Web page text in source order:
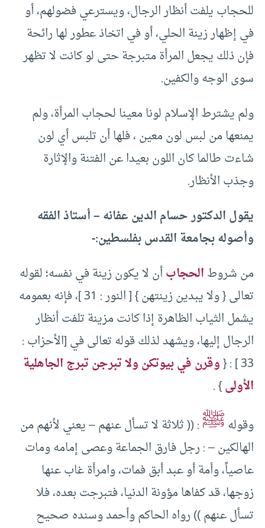
للحجاب يلفت أنظار الرجال، ويسترعي فضولهم، أو
في إظهار زينة الحلي، أو في اتخاذ عطور لها رائحة
فإن ذلك يجعل المرأة متبرجة حتى لو كانت لا تظهر
سوى الوجه والكفين.
ولم يشترط الإسلام لونا معينا لحجاب المرأة، ولم
يمنعها من لبس لون معين ، فلها أن تلبس أي لون
شاءت طالما كان اللون بعيدا عن الفتنة والإثارة
وجذب الأنظار.
يقول الدكتور حسام الدين عفانه – أستاذ الفقه
وأصوله بجامعة القدس بفلسطين:-
من شروطالحجابأن لا يكون زينة في نفسه؛ لقوله
تعالى { ولا يبدين زينتهن } [ النور : 31 ]، فإنه بعمومه
يشمل الثياب الظاهرة إذا كانت مزينة تلفت أنظار
الرجال إليها، ويشهد لذلك قوله تعالى في [الأحزاب :
33 ] : {
وقرن في بيوتكن ولا تبرجن تبرج الجاهلية
الأولى} .
وقولهﷺ: (( ثلاثة لا تسأل عنهم – يعني لأنهم من
الهالكين – : رجل فارق الجماعة وعصى إمامه ومات
عاصياً، وأمة أو عبد أبق فمات، وامرأة غاب عنها
زوجها، قد كفاها مؤونة الدنيا، فتبرجت بعده، فلا
تسأل عنهم )) رواه الحاكم وأحمد وسنده صحيح